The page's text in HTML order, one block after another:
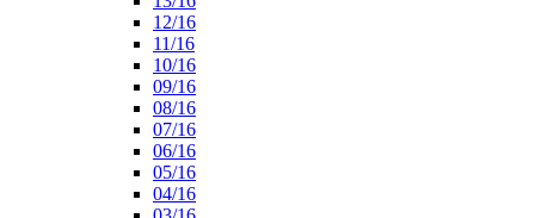
12/16
11/16
10/16
09/16
08/16
07/16
06/16
05/16
04/16